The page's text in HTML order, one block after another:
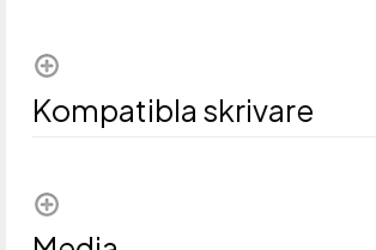
Kompatibla skrivare